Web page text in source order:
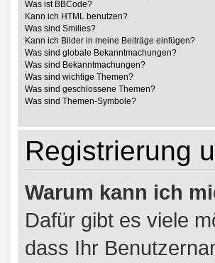
Was ist BBCode?
Kann ich HTML benutzen?
Was sind Smilies?
Kann ich Bilder in meine Beiträge einfügen?
Was sind globale Bekanntmachungen?
Was sind Bekanntmachungen?
Was sind wichtige Themen?
Was sind geschlossene Themen?
Was sind Themen-Symbole?
Registrierung
Warum kann ich
Dafür gibt es viele
dass Ihr